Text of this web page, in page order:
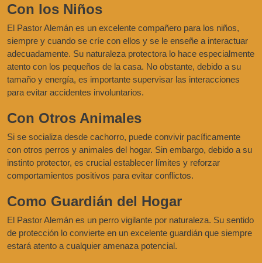
Con los Niños
El Pastor Alemán es un excelente compañero para los niños,
siempre y cuando se críe con ellos y se le enseñe a interactuar
adecuadamente. Su naturaleza protectora lo hace especialmente
atento con los pequeños de la casa. No obstante, debido a su
tamaño y energía, es importante supervisar las interacciones
para evitar accidentes involuntarios.
Con Otros Animales
Si se socializa desde cachorro, puede convivir pacíficamente
con otros perros y animales del hogar. Sin embargo, debido a su
instinto protector, es crucial establecer límites y reforzar
comportamientos positivos para evitar conflictos.
Como Guardián del Hogar
El Pastor Alemán es un perro vigilante por naturaleza. Su sentido
de protección lo convierte en un excelente guardián que siempre
estará atento a cualquier amenaza potencial.